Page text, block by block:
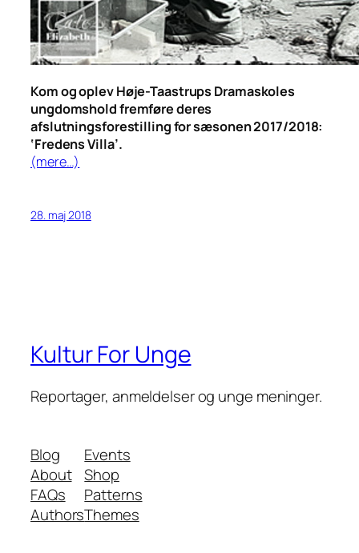
Kom og oplev Høje-Taastrups Dramaskoles
ungdomshold fremføre deres
afslutningsforestilling for sæsonen 2017/2018:
‘Fredens Villa’.
(mere…)
28. maj 2018
Kultur For Unge
Reportager, anmeldelser og unge meninger.
Blog
About
FAQs
Authors
Events
Shop
Patterns
Themes